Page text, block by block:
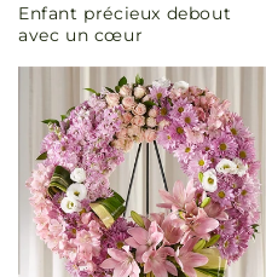
habituel
Enfant précieux debout
avec un cœur